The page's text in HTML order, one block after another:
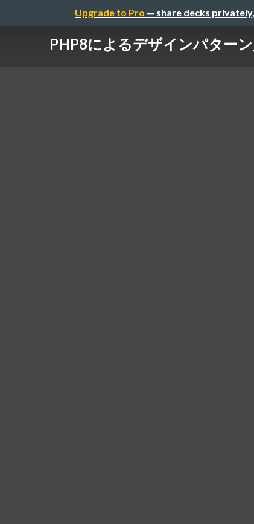
Upgrade to Pro — share decks
PHP8によるデザインパター